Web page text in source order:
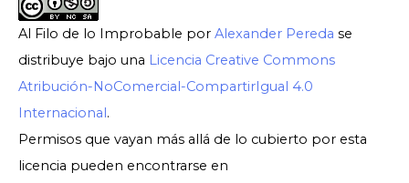
Al Filo de lo Improbable por Alexander Pereda se
distribuye bajo una Licencia Creative Commons
Atribución-NoComercial-CompartirIgual 4.0
Internacional.
Permisos que vayan más allá de lo cubierto por esta
licencia pueden encontrarse en